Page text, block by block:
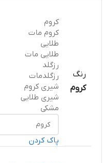
رنگ
کروم
کروم
کروم مات
طلایی
طلایی مات
رزگلد
رزگلدمات
شیری کروم
شیری طلایی
مشکی
پاک کردن